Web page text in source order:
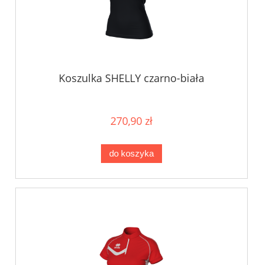
Koszulka SHELLY czarno-biała
270,90 zł
do koszyka